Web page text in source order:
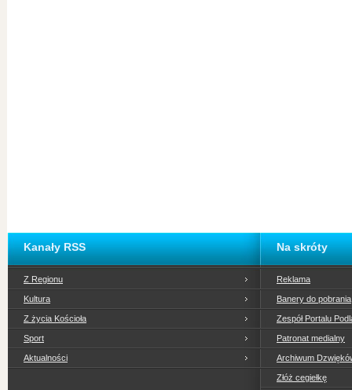
Kanały RSS
Z Regionu
Kultura
Z życia Kościoła
Sport
Aktualności
Na skróty
Reklama
Banery do pobrania
Zespół Portalu
Patronat medialny
Archiwum
Złóż cegiełkę